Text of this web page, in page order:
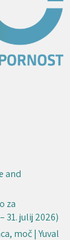
and
za
31. julij 2026)
moč | Yuval